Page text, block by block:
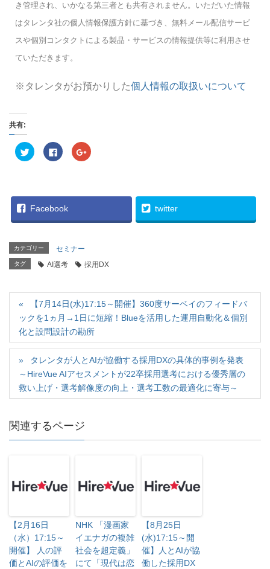
き管理され、いかなる第三者とも共有されません。いただいた情報
はタレンタ社の個人情報保護方針に基づき、無料メール配信サービ
スや個別コンタクトによる製品・サービスの情報提供等に利用させ
ていただきます。
※タレンタがお預かりした個人情報の取扱いについて
共有:
ク
リ
i
t
t
で
共
有
新
ウ
ィ
ン
ド
ウ
で
開
き
ま
す
)
F
a
で
共
有
に
は
リ
て
く
だ
さ
い
(
新
し
い
ウ
ィ
ン
ド
ウ
で
す
ク
リ
l
(
ウ
ィ
ン
ド
ウ
で
開
き
ま
す
)
Facebook twitter
カテゴリー セミナー
タグ AI選考 採用DX
【7月14日(水)17:15～開催】360度サーベイのフィードバ
ックを1ヵ月→1日に短縮！Blueを活用した運用自動化＆個別
化と設問設計の勘所
タレンタが人とAIが協働する採用DXの具体的事例を発表
～HireVue AIアセスメントが22卒採用選考における優秀層の
救い上げ・選考解像度の向上・選考工数の最適化に寄与～
関連するページ
【2月16日
（水）17:15～
開催】 人の評
価とAIの評価を
NHK 「漫画家
イエナガの複雑
社会を超定義」
にて「現代は恋
【8月25日
(水)17:15～開
催】人とAIが協
働した採用DX